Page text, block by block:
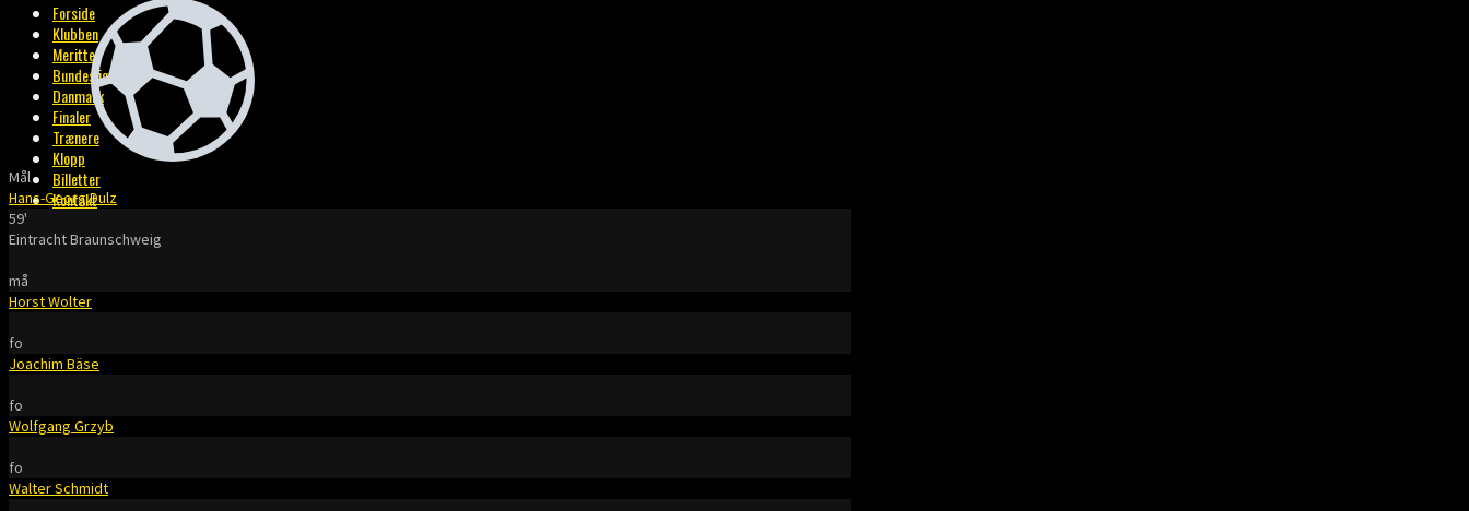
Forside
Klubben
Meritter
Bundesliga
Danmark
Finaler
Trænere
Klopp
Billetter
Kontakt
Mål
Hans-Georg Dulz
59'
Eintracht Braunschweig
må
Horst Wolter
fo
Joachim Bäse
fo
Wolfgang Grzyb
fo
Walter Schmidt